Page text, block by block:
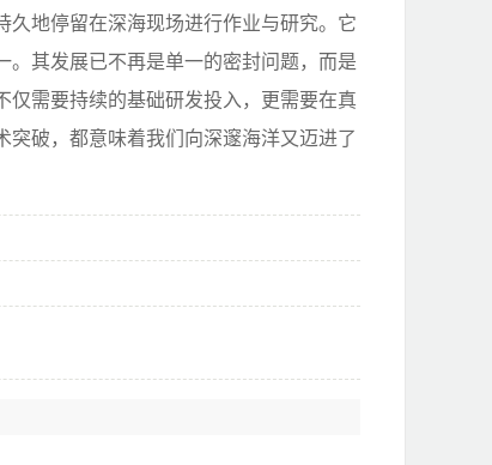
地停留在深海现场进行作业与研究。它
其发展已不再是单一的密封问题，而是
需要持续的基础研发投入，更需要在真
破，都意味着我们向深邃海洋又迈进了